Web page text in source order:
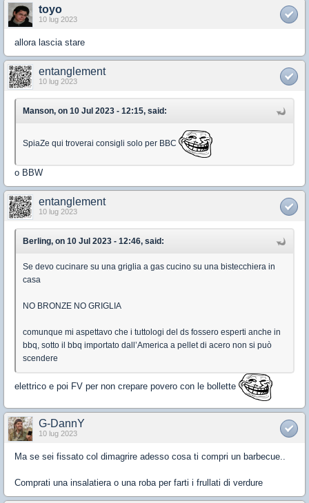
toyo
10 lug 2023
allora lascia stare
entanglement
10 lug 2023
Manson, on 10 Jul 2023 - 12:15, said:
SpiaZe qui troverai consigli solo per BBC
o BBW
entanglement
10 lug 2023
Berling, on 10 Jul 2023 - 12:46, said:
Se devo cucinare su una griglia a gas cucino su una bistecchiera in
casa
NO BRONZE NO GRIGLIA
comunque mi aspettavo che i tuttologi del ds fossero esperti anche in
bbq, sotto il bbq importato dall’America a pellet di acero non si può
scendere
elettrico e poi FV per non crepare povero con le bollette
G-DannY
10 lug 2023
Ma se sei fissato col dimagrire adesso cosa ti compri un barbecue..
Comprati una insalatiera o una roba per farti i frullati di verdure